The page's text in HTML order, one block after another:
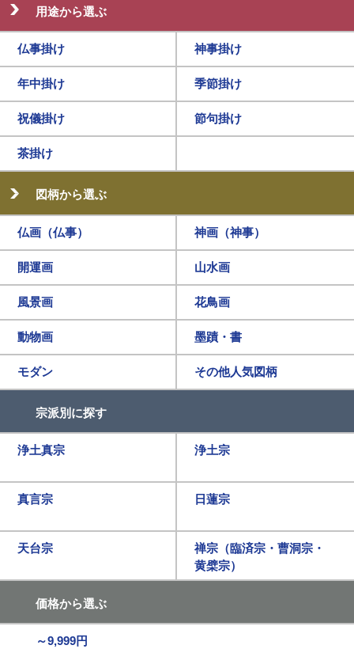
用途から選ぶ
仏事掛け 神事掛け
年中掛け 季節掛け
祝儀掛け 節句掛け
茶掛け
図柄から選ぶ
仏画（仏事） 神画（神事）
開運画 山水画
風景画 花鳥画
動物画 墨蹟・書
モダン その他人気図柄
宗派別に探す
浄土真宗 浄土宗
真言宗 日蓮宗
天台宗
禅宗（臨済宗・曹洞宗・
黄檗宗）
価格から選ぶ
～9,999円